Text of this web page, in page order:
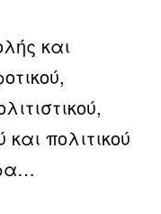
και
και πολιτικού